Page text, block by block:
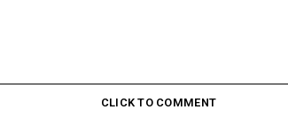
CLICK TO COMMENT